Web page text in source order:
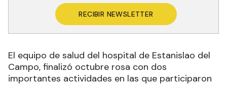
RECIBIR NEWSLETTER
El equipo de salud del hospital de Estanislao del
Campo, finalizó octubre rosa con dos
importantes actividades en las que participaron